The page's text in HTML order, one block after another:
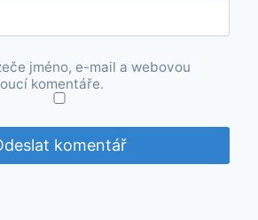
jméno, e-mail a webovou
komentáře.